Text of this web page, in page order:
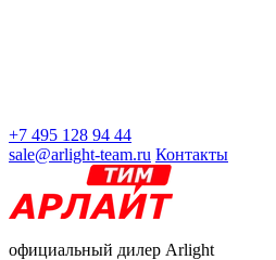
+7 495 128 94 44
sale@arlight-team.ru Контакты
официальный дилер Arlight